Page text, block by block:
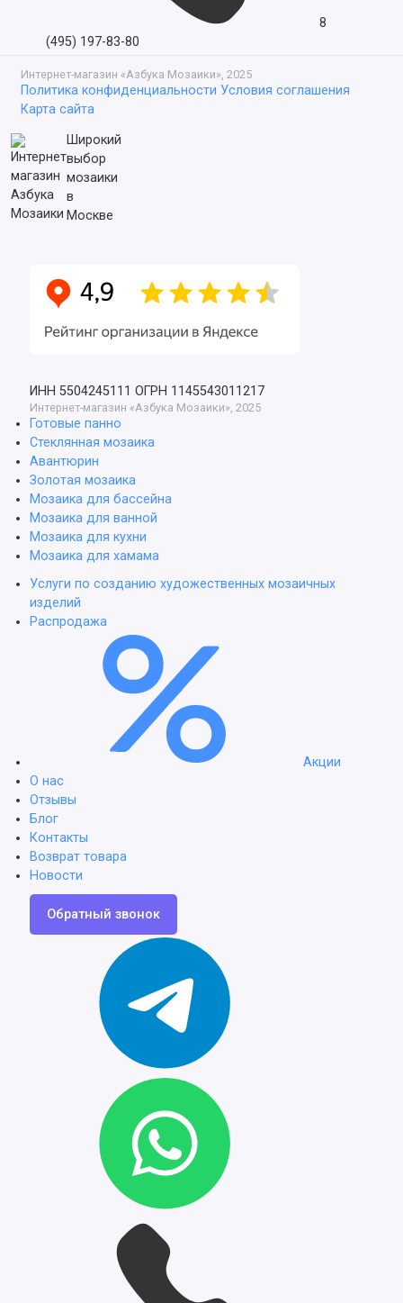
8
(495) 197-83-80
Интернет-магазин «Азбука Мозаики», 2025
Политика конфиденциальности Условия соглашения
Карта сайта
Широкий
выбор
мозаики
в
Москве
ИНН 5504245111 ОГРН 1145543011217
Интернет-магазин «Азбука Мозаики», 2025
Готовые панно
Стеклянная мозаика
Авантюрин
Золотая мозаика
Мозаика для бассейна
Мозаика для ванной
Мозаика для кухни
Мозаика для хамама
Услуги по созданию художественных мозаичных
изделий
Распродажа
Акции
О нас
Отзывы
Блог
Контакты
Возврат товара
Новости
Обратный звонок